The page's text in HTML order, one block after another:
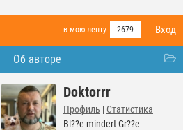
Вход
в мою ленту 2679
Об авторе
Doktorrr
Профиль | Статистика
Bl??e mindert Gr??e